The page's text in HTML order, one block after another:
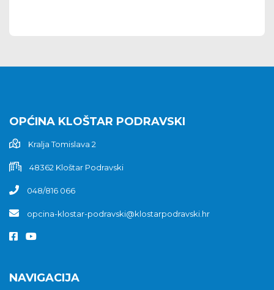
OPĆINA KLOŠTAR PODRAVSKI
Kralja Tomislava 2
48362 Kloštar Podravski
048/816 066
opcina-klostar-podravski@klostarpodravski.hr
NAVIGACIJA